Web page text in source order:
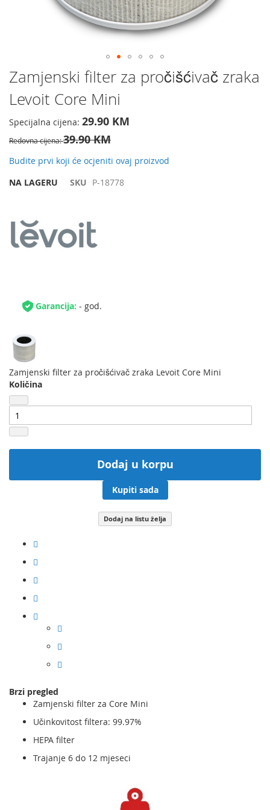
Preskočite
na
početak
galerije
slika
Zamjenski filter za pročišćivač zraka
Levoit Core Mini
Specijalna cijena 29.90 KM
Redovna cijena 39.90 KM
Budite prvi koji će ocjeniti ovaj proizvod
NA LAGERU
SKU P-18778
Garancija: - god.
Zamjenski filter za pročišćivač zraka Levoit Core Mini
Količina
Dodaj u korpu
Kupiti sada
Dodaj na listu želja
Brzi pregled
Zamjenski filter za Core Mini
Učinkovitost filtera: 99.97%
HEPA filter
Trajanje 6 do 12 mjeseci